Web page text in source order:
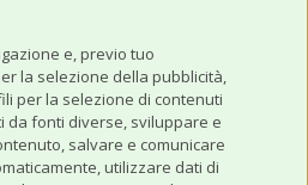
e, previo tuo
la selezione della pubblicità,
per la selezione di contenuti
da fonti diverse, sviluppare e
salvare e comunicare
utilizzare dati di